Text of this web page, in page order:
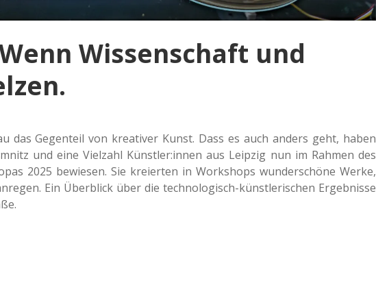
Wissenschaft und
das Gegen­teil von krea­ti­ver Kunst. Dass es auch anders geht, haben
und eine Viel­zahl Künstler:innen aus Leip­zig nun im Rahmen des
2025 bewie­sen. Sie kre­ierten in Work­shops wun­der­schö­ne Werke,
Ein Über­blick über die tech­no­lo­gisch-künst­le­ri­schen Ergeb­nis­se